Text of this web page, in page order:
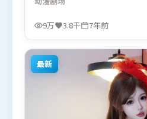
束。由宁浩执导，汤唯、黄渤
奕宏、胡歌等联袂出演。影片
观看。
9万 3.8千 7年前
最新